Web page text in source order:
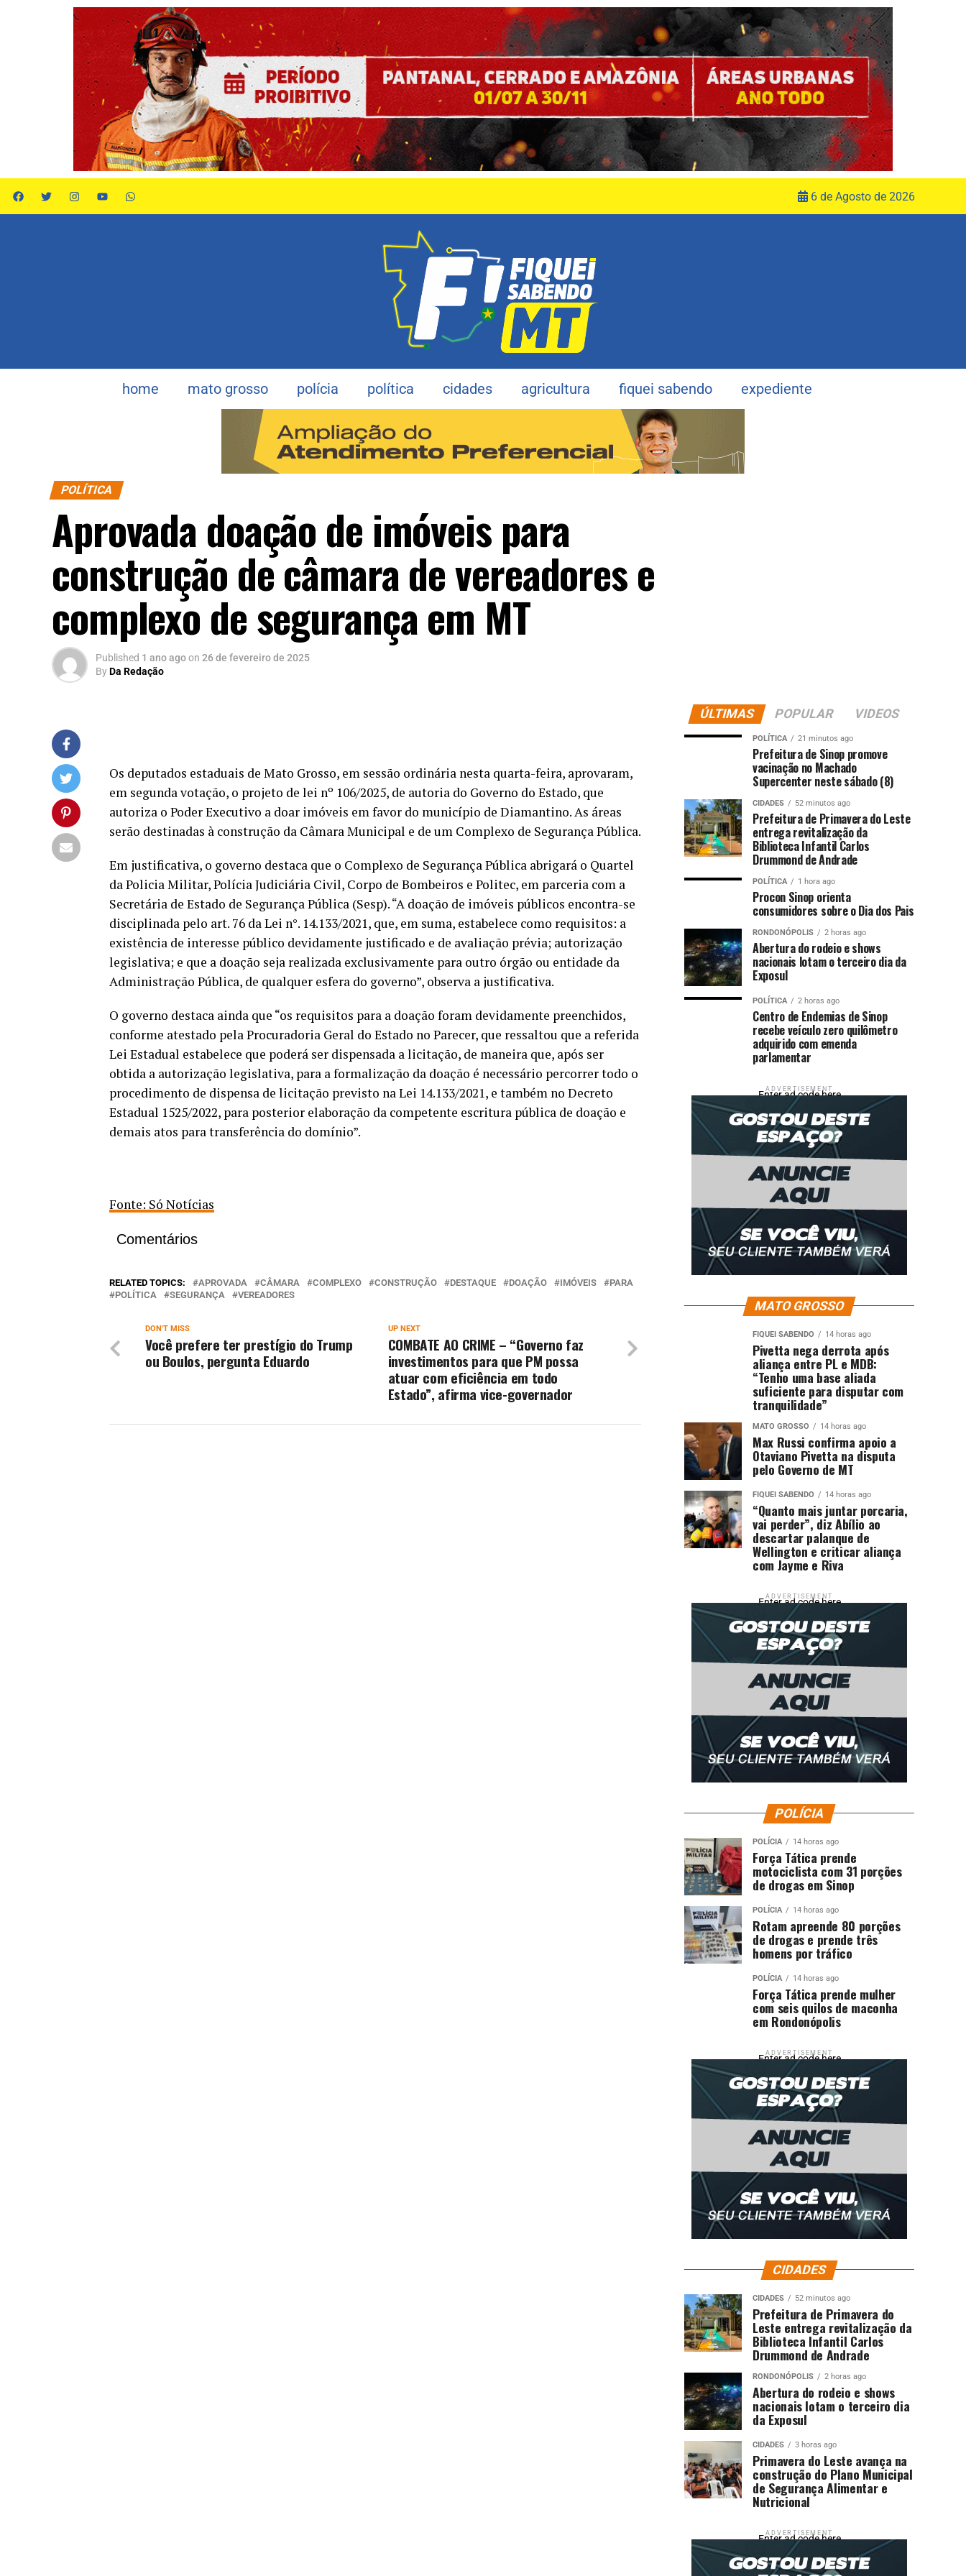
6 de Agosto de 2026
home mato grosso polícia política cidades agricultura fiquei sabendo expediente
POLÍTICA
Aprovada doação de imóveis para
construção de câmara de vereadores e
complexo de segurança em MT
Published 1 ano agoon 26 de fevereiro de 2025
ByDa Redação
Os deputados estaduais de Mato Grosso, em sessão ordinária nesta quarta-feira, aprovaram,
em segunda votação, o projeto de lei nº 106/2025, de autoria do Governo do Estado, que
autoriza o Poder Executivo a doar imóveis em favor do município de Diamantino. As áreas
serão destinadas à construção da Câmara Municipal e de um Complexo de Segurança Pública.
Em justificativa, o governo destaca que o Complexo de Segurança Pública abrigará o Quartel
da Policia Militar, Polícia Judiciária Civil, Corpo de Bombeiros e Politec, em parceria com a
Secretária de Estado de Segurança Pública (Sesp). “A doação de imóveis públicos encontra-se
disciplinada pelo art. 76 da Lei n°. 14.133/2021, que, em suma, estabelece como requisitos: a
existência de interesse público devidamente justificado e de avaliação prévia; autorização
legislativa; e que a doação seja realizada exclusivamente para outro órgão ou entidade da
Administração Pública, de qualquer esfera do governo”, observa a justificativa.
O governo destaca ainda que “os requisitos para a doação foram devidamente preenchidos,
conforme atestado pela Procuradoria Geral do Estado no Parecer, que ressaltou que a referida
Lei Estadual estabelece que poderá ser dispensada a licitação, de maneira que, após ser
obtida a autorização legislativa, para a formalização da doação é necessário percorrer todo o
procedimento de dispensa de licitação previsto na Lei 14.133/2021, e também no Decreto
Estadual 1525/2022, para posterior elaboração da competente escritura pública de doação e
demais atos para transferência do domínio”.
Fonte: Só Notícias
Comentários
RELATED TOPICS: APROVADA CÂMARA COMPLEXO CONSTRUÇÃO DESTAQUE DOAÇÃO IMÓVEIS
PARA
POLÍTICA
SEGURANÇA VEREADORES
UP NEXT
COMBATE AO CRIME – “Governo faz
investimentos para que PM possa
atuar com eficiência em todo
Estado”, afirma vice-governador
DON'T MISS
Você prefere ter prestígio do Trump
ou Boulos, pergunta Eduardo
ÚLTIMAS POPULAR VIDEOS
POLÍTICA 21 minutos ago
Prefeitura de Sinop promove
vacinação no Machado
Supercenter neste sábado (8)
CIDADES 52 minutos ago
Prefeitura de Primavera do Leste
entrega revitalização da
Biblioteca Infantil Carlos
Drummond de Andrade
POLÍTICA 1 hora ago
Procon Sinop orienta
consumidores sobre o Dia dos Pais
RONDONÓPOLIS 2 horas ago
Abertura do rodeio e shows
nacionais lotam o terceiro dia da
Exposul
POLÍTICA 2 horas ago
Centro de Endemias de Sinop
recebe veículo zero quilômetro
adquirido com emenda
parlamentar
ADVERTISEMENT
Enter ad code here
MATO GROSSO
FIQUEI SABENDO 14 horas ago
Pivetta nega derrota após
aliança entre PL e MDB:
“Tenho uma base aliada
suficiente para disputar com
tranquilidade”
MATO GROSSO 14 horas ago
Max Russi confirma apoio a
Otaviano Pivetta na disputa
pelo Governo de MT
FIQUEI SABENDO 14 horas ago
“Quanto mais juntar porcaria,
vai perder”, diz Abílio ao
descartar palanque de
Wellington e criticar aliança
com Jayme e Riva
ADVERTISEMENT
Enter ad code here
POLÍCIA
POLÍCIA 14 horas ago
Força Tática prende
motociclista com 31 porções
de drogas em Sinop
POLÍCIA 14 horas ago
Rotam apreende 80 porções
de drogas e prende três
homens por tráfico
POLÍCIA 14 horas ago
Força Tática prende mulher
com seis quilos de maconha
em Rondonópolis
ADVERTISEMENT
Enter ad code here
CIDADES
CIDADES 52 minutos ago
Prefeitura de Primavera do
Leste entrega revitalização da
Biblioteca Infantil Carlos
Drummond de Andrade
RONDONÓPOLIS 2 horas ago
Abertura do rodeio e shows
nacionais lotam o terceiro dia
da Exposul
CIDADES 3 horas ago
Primavera do Leste avança na
construção do Plano Municipal
de Segurança Alimentar e
Nutricional
ADVERTISEMENT
Enter ad code here